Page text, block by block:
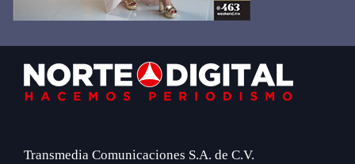
Footer
Transmedia Comunicaciones S.A. de C.V.